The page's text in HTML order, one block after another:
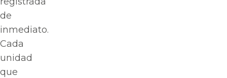
de
inmediato.
Cada
unidad
que